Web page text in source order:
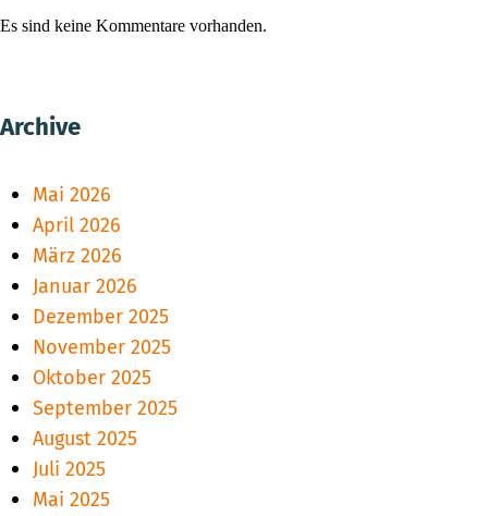
Es sind keine Kommentare vorhanden.
Archive
Mai 2026
April 2026
März 2026
Januar 2026
Dezember 2025
November 2025
Oktober 2025
September 2025
August 2025
Juli 2025
Mai 2025